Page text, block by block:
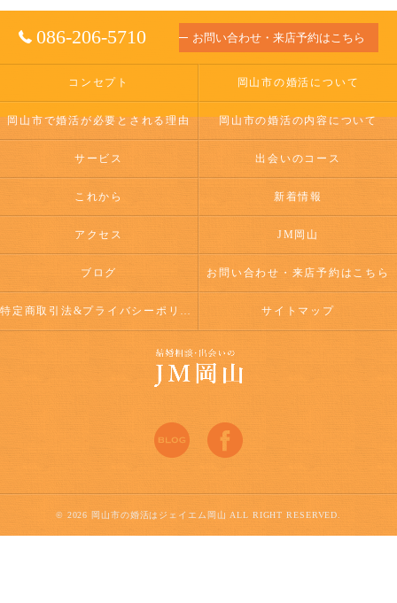
086-206-5710 お問い合わせ・来店予約はこちら
コンセプト 岡山市の婚活について
岡山市で婚活が必要とされる理由 岡山市の婚活の内容について
サービス 出会いのコース
これから 新着情報
アクセス JM岡山
ブログ お問い合わせ・来店予約はこちら
特定商取引法&プライバシーポリシー サイトマップ
© 2026 岡山市の婚活はジェイエム岡山 ALL RIGHT RESERVED.